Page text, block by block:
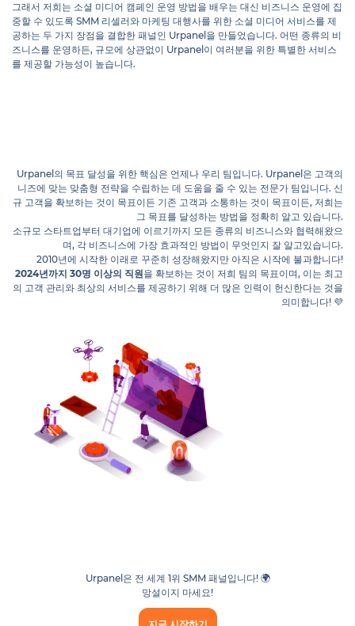
그래서 저희는 소셜 미디어 캠페인 운영 방법을 배우는 대신 비즈니스 운영에 집
중할 수 있도록 SMM 리셀러와 마케팅 대행사를 위한 소셜 미디어 서비스를 제
공하는 두 가지 장점을 결합한 패널인 Urpanel을 만들었습니다. 어떤 종류의 비
즈니스를 운영하든, 규모에 상관없이 Urpanel이 여러분을 위한 특별한 서비스
를 제공할 가능성이 높습니다.
Urpanel의 목표 달성을 위한 핵심은 언제나 우리 팀입니다. Urpanel은 고객의
니즈에 맞는 맞춤형 전략을 수립하는 데 도움을 줄 수 있는 전문가 팀입니다. 신
규 고객을 확보하는 것이 목표이든 기존 고객과 소통하는 것이 목표이든, 저희는
그 목표를 달성하는 방법을 정확히 알고 있습니다.
소규모 스타트업부터 대기업에 이르기까지 모든 종류의 비즈니스와 협력해왔으
며, 각 비즈니스에 가장 효과적인 방법이 무엇인지 잘 알고있습니다.
2010년에 시작한 이래로 꾸준히 성장해왔지만 아직은 시작에 불과합니다!
2024년까지 30명 이상의 직원을 확보하는 것이 저희 팀의 목표이며, 이는 최고
의 고객 관리와 최상의 서비스를 제공하기 위해 더 많은 인력이 헌신한다는 것을
의미합니다! 💜
Urpanel은 전 세계 1위 SMM 패널입니다! 🌍
망설이지 마세요!